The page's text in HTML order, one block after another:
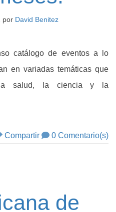
por David Benitez
catálogo de eventos a lo
en variadas temáticas que
la salud, la ciencia y la
Compartir 0 Comentario(s)
de